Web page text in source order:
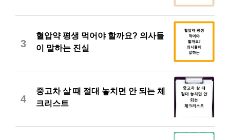
3
혈압약 평생 먹어야 할까요? 의사들
이 말하는 진실
4
중고차 살 때 절대 놓치면 안 되는 체
크리스트